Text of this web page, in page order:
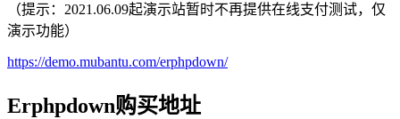
（提示：2021.06.09起演示站暂时不再提供在线支付测试，仅
演示功能）
https://demo.mubantu.com/erphpdown/
Erphpdown购买地址